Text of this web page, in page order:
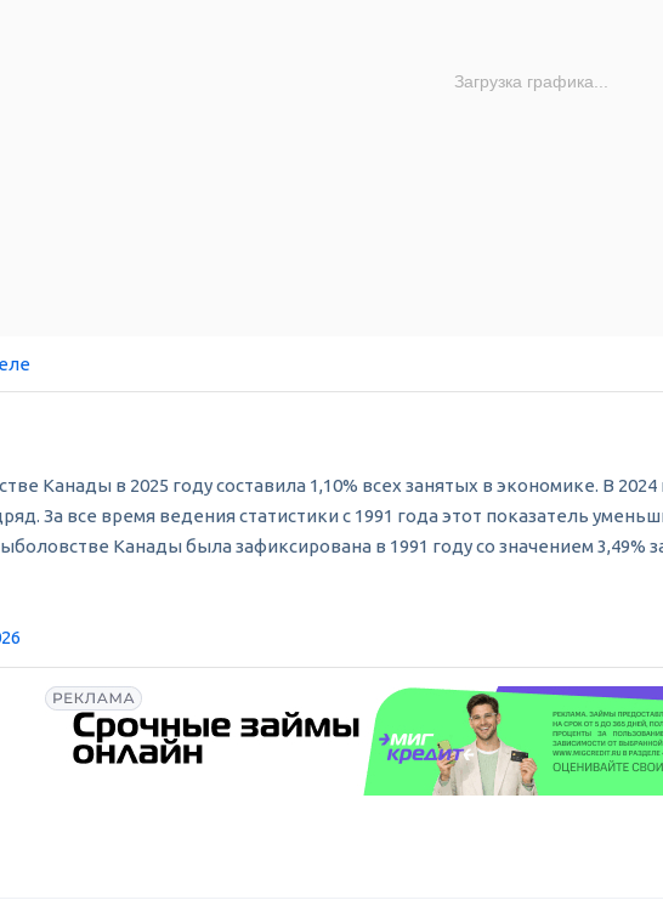
Загрузка графика...
Канады в 2025 году составила 1,10% всех занятых в экономике. В
За все время ведения статистики с 1991 года этот показатель
Канады была зафиксирована в 1991 году со значением